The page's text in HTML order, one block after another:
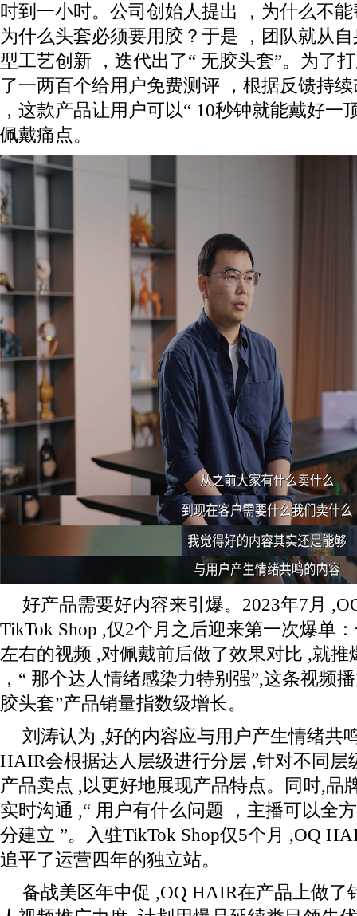
时到一小时。公司创始人提出 ，为什么不
为什么头套必须要用胶？于是 ，团队就从
型工艺创新 ，迭代出了“ 无胶头套”。为了
了一两百个给用户免费测评 ，根据反馈持
，这款产品让用户可以“ 10秒钟就能戴好一
佩戴痛点。
好产品需要好内容来引爆。2023年7月
TikTok Shop ,仅2个月之后迎来第一次爆单
左右的视频 ,对佩戴前后做了效果对比 ,就
，“ 那个达人情绪感染力特别强”,这条视频
胶头套”产品销量指数级增长。
刘涛认为 ,好的内容应与用户产生情绪共
HAIR会根据达人层级进行分层 ,针对不同层
产品卖点 ,以更好地展现产品特点。同时,品
实时沟通 ,“ 用户有什么问题 ，主播可以全
分建立 ”。入驻TikTok Shop仅5个月 ,OQ
追平了运营四年的独立站。
备战美区年中促 ,OQ HAIR在产品上做了